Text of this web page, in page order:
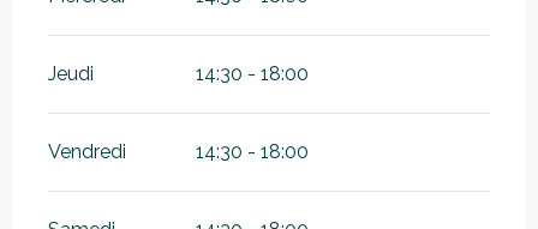
Jeudi 14:30 - 18:00
Vendredi 14:30 - 18:00